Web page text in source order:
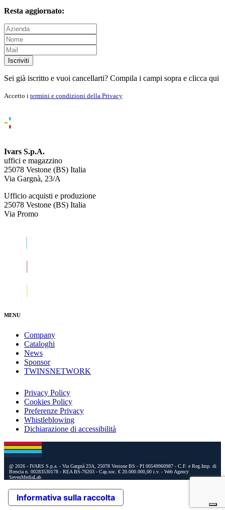
Resta aggiornato:
Iscriviti
Sei già iscritto e vuoi cancellarti? Compila i campi sopra e clicca qui
Accetto i termini e condizioni della Privacy
Ivars S.p.A.
uffici e magazzino
25078 Vestone (BS) Italia
Via Gargnà, 23/A
Ufficio acquisti e produzione
25078 Vestone (BS) Italia
Via Promo
MENU
Company
Cataloghi
News
Sponsor
TWINSNETWORK
Privacy Policy
Cookies Policy
Preferenze Privacy
Whistleblowing
Dichiarazione di accessibilità
@ 2026 - IVARS S.p.a. - Via Gargnà 23A, 25078 Vestone BS - PI 00549960987 - C.F. e Reg.Imp. di
Brescia n. 00283530178 - REA BS-76203 - Cap.soc. € 20.000.000,00 i.v. - Web Agency
SevenMediaLab
Informativa sulla raccolta